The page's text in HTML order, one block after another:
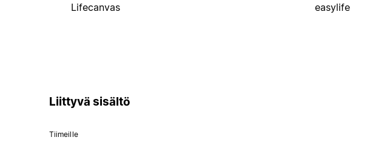
Lifecanvas easylife
Liittyvä sisältö
Tiimeille